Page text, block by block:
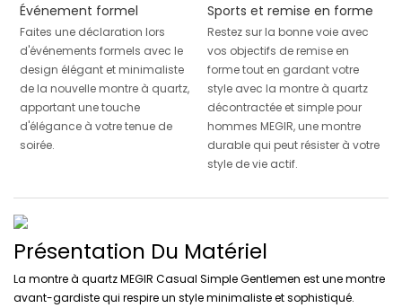
Événement formel
Faites une déclaration lors
d'événements formels avec le
design élégant et minimaliste
de la nouvelle montre à quartz,
apportant une touche
d'élégance à votre tenue de
soirée.
Sports et remise en forme
Restez sur la bonne voie avec
vos objectifs de remise en
forme tout en gardant votre
style avec la montre à quartz
décontractée et simple pour
hommes MEGIR, une montre
durable qui peut résister à votre
style de vie actif.
Présentation Du Matériel
La montre à quartz MEGIR Casual Simple Gentlemen est une montre
avant-gardiste qui respire un style minimaliste et sophistiqué.